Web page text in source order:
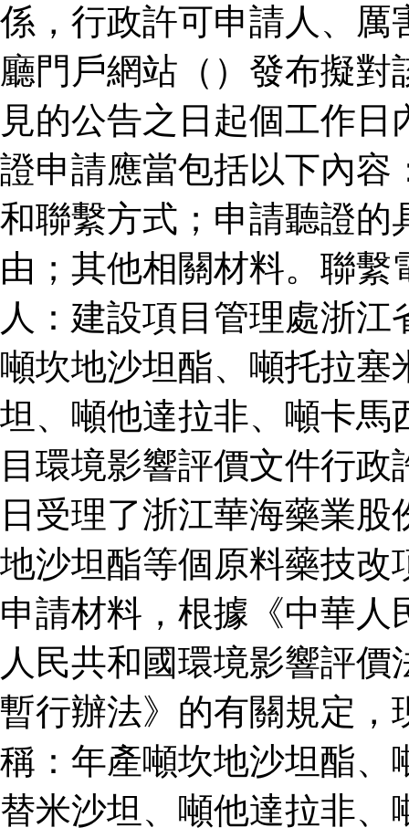
係，行政許可申請人、厲
廳門戶網站（）發布擬
見的公告之日起個工作
證申請應當包括以下內容
和聯繫方式；申請聽證的
由；其他相關材料。聯
人：建設項目管理處浙
噸坎地沙坦酯、噸托拉塞
坦、噸他達拉非、噸卡馬
目環境影響評價文件行
日受理了浙江華海藥業
地沙坦酯等個原料藥技改
申請材料，根據《中華
人民共和國環境影響評
暫行辦法》的有關規定，
稱：年產噸坎地沙坦酯、
替米沙坦、噸他達拉非